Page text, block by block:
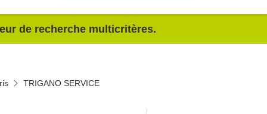
de recherche multicritères.
TRIGANO SERVICE